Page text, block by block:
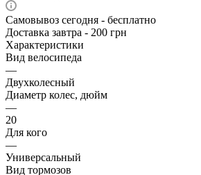
Самовывоз сегодня - бесплатно
Доставка завтра - 200 грн
Характеристики
Вид велосипеда
—
Двухколесный
Диаметр колес, дюйм
—
20
Для кого
—
Универсальный
Вид тормозов